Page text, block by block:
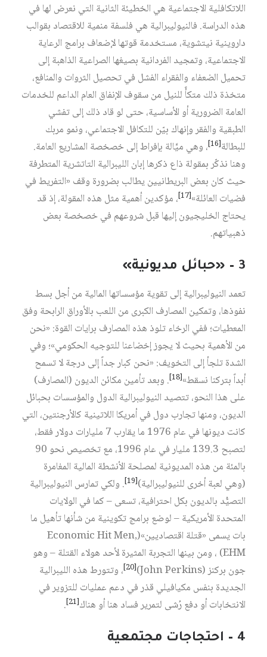
اللاتكافلية الاجتماعية هي الخطيئة الثانية التي نعرض لها في
هذه الدراسة. فالنيوليبرالية هي فلسفة منمية للاقتصاد بقوالب
داروينية نيتشوية، مستخدمة قوتها لإضعاف برامج الرعاية
الاجتماعية، وتمجيد الفردانية بصيغها الصراعية الذاهبة إلى
تحميل الضعفاء والفقراء الفشل في تحصيل الثروات والمنافع،
متخذة ذلك متكأً للنيل من سقوف الإنفاق العام الداعم للخدمات
العامة الضرورية أو الأساسية، حتى لو قاد ذلك إلى تفشي
الطبقية والفقر وإنهاك بيّن للتكافل الاجتماعي، ونمو مربك
للبطالة[16]
، وهي ميَّالة بإفراط إلى خصخصة المشاريع العامة.
وهنا نذكّر بمقولة ذاع ذكرها إبان الليبرالية التاتشرية المتطرفة
حيث كان بعض البريطانيين يطالب بضرورة وقف «التفريط في
فضيات العائلة»[17]
، مؤكدين أهمية مثل هذه المقولة، إذ قد
يحتاج الخليجيون إليها قبل شروعهم في خصخصة بعض
ذهبياتهم.
3 – «حبائل مديونية»
تعمد النيوليبرالية إلى تقوية مؤسساتها المالية من أجل بسط
نفوذها، وتمكين المصارف الكبرى من اللعب بالأوراق الرابحة وفق
المعطيات؛ ففي الرخاء تلوذ هذه المصارف برايات القوة: «نحن
من الأهمية بحيث لا يجوز إخضاعنا للتوجيه الحكومي»؛ وفي
الشدة تلجأ إلى التخويف: «نحن كبار جداً إلى درجة لا تسمح
أبداً بتركنا نسقط»[18]
. وبعد تأمين مكائن الديون (المصارف)
على هذا النحو، تتصيد النيوليبرالية الدول والمؤسسات بحبائل
الديون، ومنها تجارب دول في أمريكا اللاتينية كالأرجنتين، التي
كانت ديونها في عام 1976 ما يقارب 7 مليارات دولار فقط،
لتصبح 139.3 مليار في عام 1996، مع تخصيص نحو 90
بالمئة من هذه المديونية لمصلحة الأنشطة المالية المغامرة
(وهي لعبة أخرى للنيوليبرالية)[19]
. ولكي تمارس النيوليبرالية
التصيُّد بالديون بكل احترافية، تسعى – كما في الولايات
المتحدة الأمريكية – لوضع برامج تكوينية من شأنها تأهيل ما
بات يسمى «قتلة اقتصاديين»(Economic Hit Men,
EHM) ، ومن بينها التجربة المثيرة لأحد هولاء القتلة – وهو
جون بركنز (John Perkins)
[20]
، وتتورط هذه الليبرالية
الجديدة بنفس مكيافيلي قذر في دعم عمليات للتزوير في
الانتخابات أو دفع رُشى لتمرير فساد هنا أو هناك[21]
.
4 – احتجاجات مجتمعية